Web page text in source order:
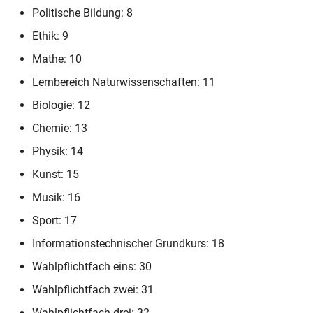
Wahlpflicht)
RLP-BS-AZ (alte Form nf)
RLP-BS-AZ (alte Form nf
ohne Wahlpflicht)
Variante)
RLP-BS-AZ (alte Form 1.
RLP-BS-AZ (2. Ausdruck alte
Form 1. Variante)
Schülerstammblatt WG12-13
2seitig (mit Zensuren blanko)
Schülerüberweisung
Unfallanzeige (in Word
Unfallanzeige (mit
Unfallanzeige
Politische Bildung: 8
Ethik: 9
Mathe: 10
Lernbereich Naturwissenschaften: 11
Biologie: 12
Chemie: 13
Physik: 14
Kunst: 15
Musik: 16
Sport: 17
Informationstechnischer Grundkurs: 18
Wahlpflichtfach eins: 30
Wahlpflichtfach zwei: 31